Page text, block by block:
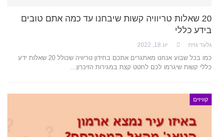
20 שאלות טריוויה קשות שיבחנו עד כמה אתם טובים
בידע כללי
גלעד גזית יונ 18, 2022
כמו בכל שבוע אנחנו מאתגרים אתכם בחידון טריוויה שכולל 20 שאלות ידע
כללי קשות שיגרמו לכם לחטט קצת במגירות הזיכרון…
קוויזים